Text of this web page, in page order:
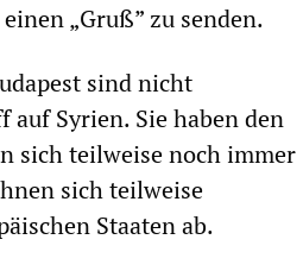
„Gruß” zu senden.
sind nicht
Syrien. Sie haben den
sich teilweise noch immer
sich teilweise
Staaten ab.